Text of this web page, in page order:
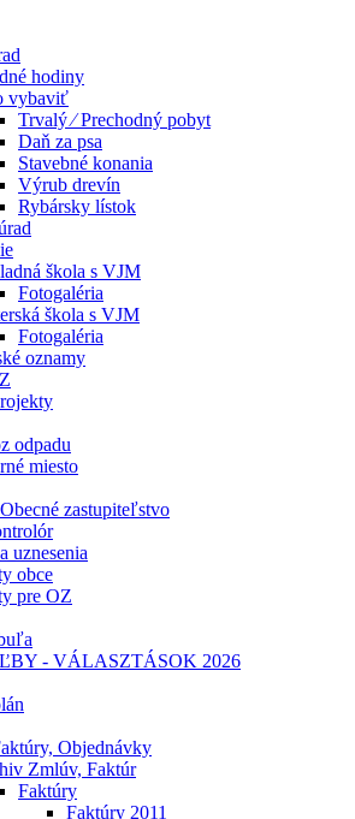
hodiny
vybaviť
Trvalý ⁄ Prechodný pobyt
Daň za psa
Stavebné konania
Výrub drevín
Rybársky lístok
škola s VJM
Fotogaléria
škola s VJM
Fotogaléria
oznamy
odpadu
miesto
zastupiteľstvo
uznesenia
obce
pre OZ
- VÁLASZTÁSOK 2026
Objednávky
Zmlúv, Faktúr
Faktúry
Faktúry 2011